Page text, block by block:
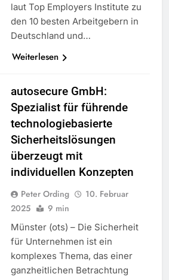
laut Top Employers Institute zu
den 10 besten Arbeitgebern in
Deutschland und…
Weiterlesen
autosecure GmbH:
Spezialist für führende
technologiebasierte
Sicherheitslösungen
überzeugt mit
individuellen Konzepten
Peter Ording
10. Februar
2025
9 min
Münster (ots) – Die Sicherheit
für Unternehmen ist ein
komplexes Thema, das einer
ganzheitlichen Betrachtung